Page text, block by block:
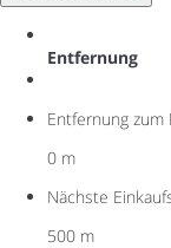
Entfernung
Entfernung zum
0 m
Nächste
500 m